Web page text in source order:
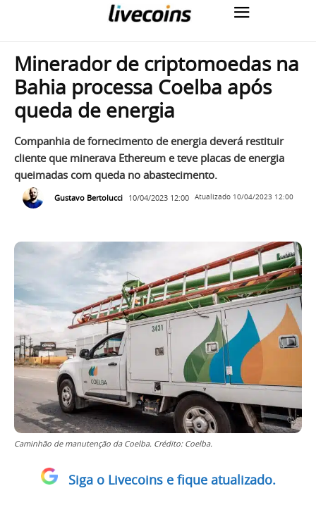
Minerador de criptomoedas na
Bahia processa Coelba após
queda de energia
Companhia de fornecimento de energia deverá restituir
cliente que minerava Ethereum e teve placas de energia
queimadas com queda no abastecimento.
Gustavo Bertolucci 10/04/2023 12:00 Atualizado 10/04/2023 12:00
Caminhão de manutenção da Coelba. Crédito: Coelba.
Siga o Livecoins e fique atualizado.